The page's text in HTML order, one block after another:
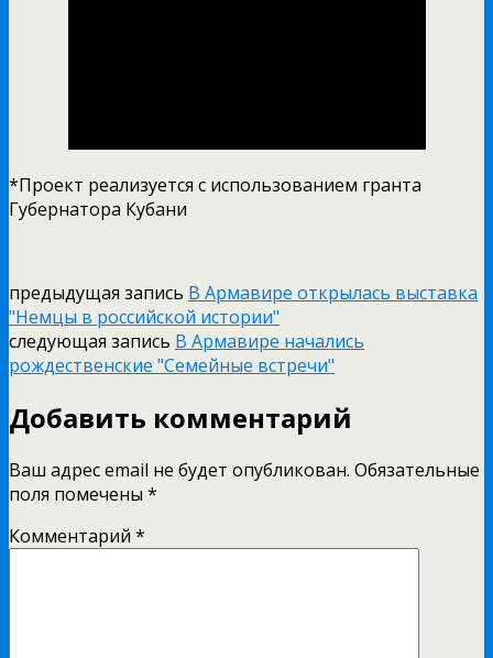
*Проект реализуется с использованием гранта
Губернатора Кубани
предыдущая запись В Армавире открылась выставка
"Немцы в российской истории"
следующая запись В Армавире начались
рождественские "Семейные встречи"
Добавить комментарий
Ваш адрес email не будет опубликован. Обязательные
поля помечены *
Комментарий *